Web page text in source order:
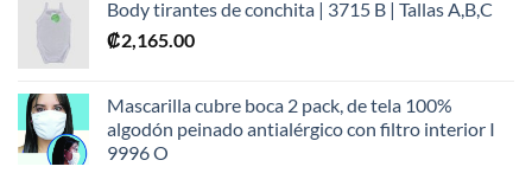
Body tirantes de conchita | 3715 B | Tallas A,B,C
₡2,165.00
Mascarilla cubre boca 2 pack, de tela 100%
algodón peinado antialérgico con filtro interior I
9996 O